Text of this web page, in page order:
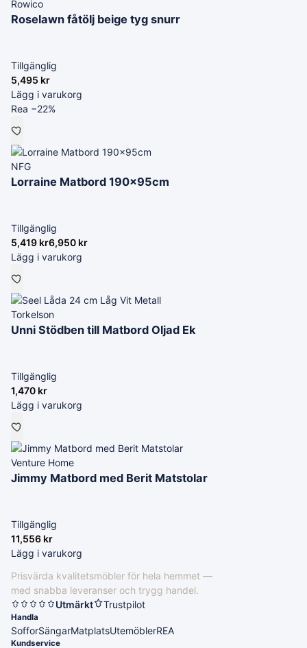
Rowico
Roselawn fåtölj beige tyg snurr
Tillgänglig
5,495 kr
Lägg i varukorg
Rea −22%
NFG
Lorraine Matbord 190x95cm
Tillgänglig
5,419 kr6,950 kr
Lägg i varukorg
Torkelson
Unni Stödben till Matbord Oljad Ek
Tillgänglig
1,470 kr
Lägg i varukorg
Venture Home
Jimmy Matbord med Berit Matstolar
Tillgänglig
11,556 kr
Lägg i varukorg
Prisvärda kvalitetsmöbler för hela hemmet —
med snabba leveranser och trygg handel.
Utmärkt
Trustpilot
Handla
SofforSängarMatplatsUtemöblerREA
Kundservice